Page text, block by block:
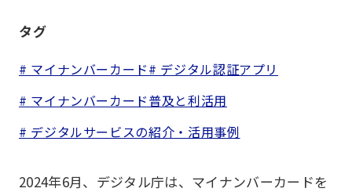
タグ
# マイナンバーカード# デジタル認証アプリ
# マイナンバーカード普及と利活用
# デジタルサービスの紹介・活用事例
2024年6月、デジタル庁は、マイナンバーカードを